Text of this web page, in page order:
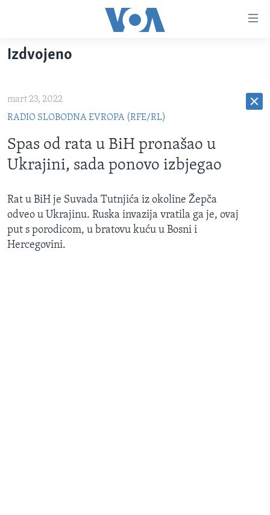
glavni
na
glavnu
Idi
na
TV PROGRAM
SJEDINJENE AMERIČKE DRŽAVE
BOSNA I HERCEGOVINA
SVIJET
NAUKA I TEHNOLOGIJA
SPECIJALNI PROJEKTI
KORUPCIJA
SLOBODA MEDIJA
ŽENSKA STRANA
Izdvojeno
mart 23, 2022
RADIO SLOBODNA EVROPA (RFE/RL)
Spas od rata u BiH pronašao u
Ukrajini, sada ponovo izbjegao
Rat u BiH je Suvada Tutnjića iz okoline Žepča
odveo u Ukrajinu. Ruska invazija vratila ga je, ovaj
put s porodicom, u bratovu kuću u Bosni i
Hercegovini.